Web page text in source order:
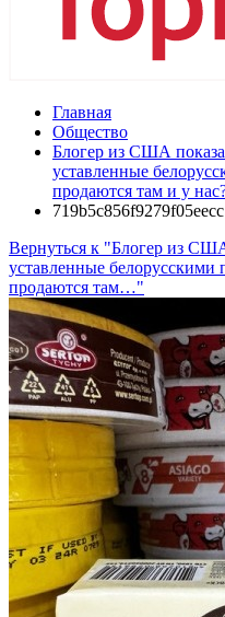
Главная
Общество
Блогер из США
уставленные
продаются там и у
Вернуться к "Блогер из
уставленные
продаются там…"